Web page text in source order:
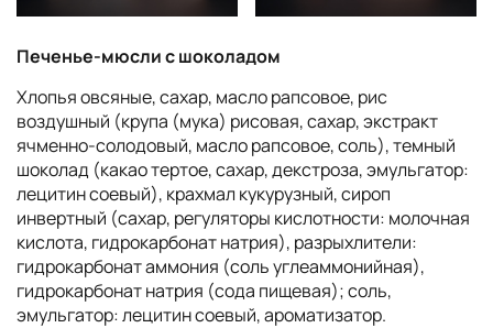
Печенье-мюсли с шоколадом
Хлопья овсяные, сахар, масло рапсовое, рис
воздушный (крупа (мука) рисовая, сахар, экстракт
ячменно-солодовый, масло рапсовое, соль), темный
шоколад (какао тертое, сахар, декстроза, эмульгатор:
лецитин соевый), крахмал кукурузный, сироп
инвертный (сахар, регуляторы кислотности: молочная
кислота, гидрокарбонат натрия), разрыхлители:
гидрокарбонат аммония (соль углеаммонийная),
гидрокарбонат натрия (сода пищевая); соль,
эмульгатор: лецитин соевый, ароматизатор.